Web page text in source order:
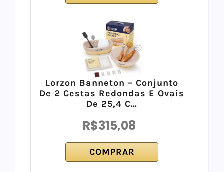
Lorzon Banneton – Conjunto
De 2 Cestas Redondas E Ovais
De 25,4 C…
R$315,08
COMPRAR